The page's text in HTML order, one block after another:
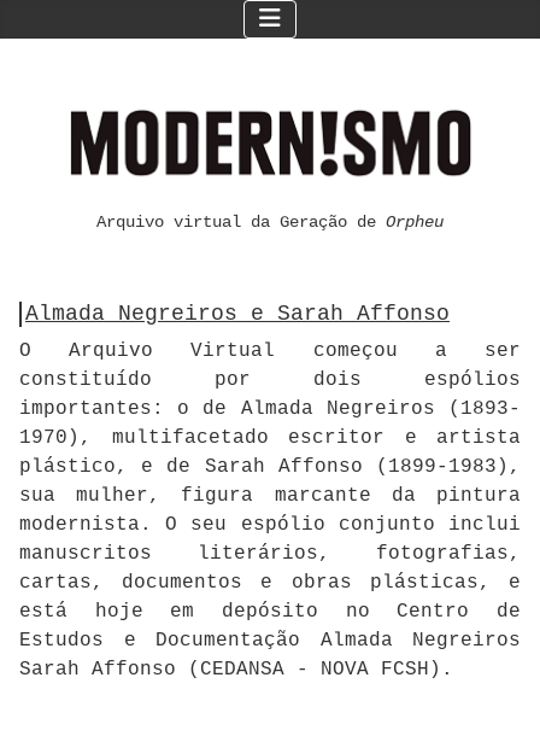
Arquivo virtual da Geração de Orpheu
Almada Negreiros e Sarah Affonso
O Arquivo Virtual começou a ser
constituído por dois espólios
importantes: o de Almada Negreiros (1893-
1970), multifacetado escritor e artista
plástico, e de Sarah Affonso (1899-1983),
sua mulher, figura marcante da pintura
modernista. O seu espólio conjunto inclui
manuscritos literários, fotografias,
cartas, documentos e obras plásticas, e
está hoje em depósito no Centro de
Estudos e Documentação Almada Negreiros
Sarah Affonso (CEDANSA - NOVA FCSH).